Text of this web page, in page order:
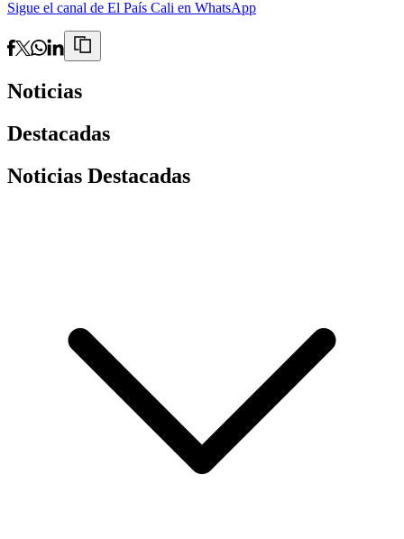
Sigue el canal de El País Cali en WhatsApp
Noticias
Destacadas
Noticias Destacadas